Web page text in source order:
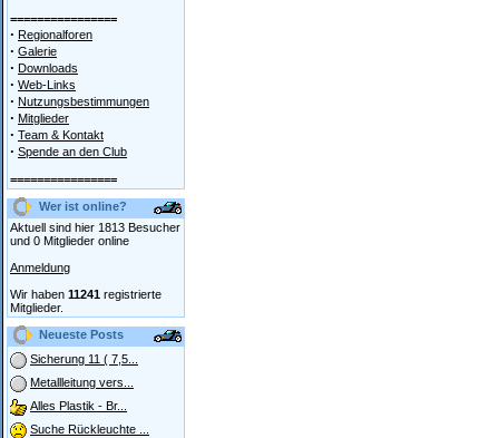
================
· Regionalforen
· Galerie
· Downloads
· Web-Links
· Nutzungsbestimmungen
· Mitglieder
· Team & Kontakt
· Spende an den Club
================
Wer ist online?
Aktuell sind hier 1813 Besucher
und 0 Mitglieder online
Anmeldung
Wir haben 11241 registrierte
Mitglieder.
Neueste Posts
Sicherung 11 ( 7,5...
Metallleitung vers...
Alles Plastik - Br...
Suche Rückleuchte ...